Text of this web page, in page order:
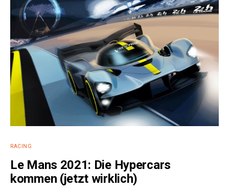
RACING
Le Mans 2021: Die Hypercars
kommen (jetzt wirklich)